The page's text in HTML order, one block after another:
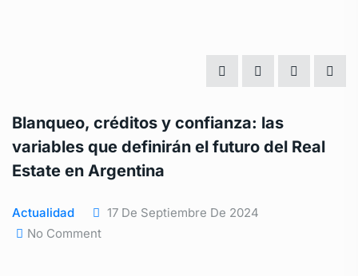
Blanqueo, créditos y confianza: las
variables que definirán el futuro del Real
Estate en Argentina
Actualidad
17 De Septiembre De 2024
No Comment